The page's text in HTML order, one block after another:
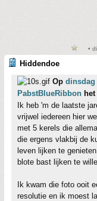
•
Hiddendoe
Op dinsdag
PabstBlueRibbon
Ik heb 'm de laatste
vrijwel iedereen hier
met 5 kerels die
die ergens vlakbij de
leven lijken te
blote bast lijken te
Ik kwam die foto ooit
resolutie en ik moest